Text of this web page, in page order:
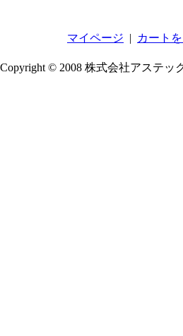
マイページ | カート
Copyright © 2008 株式会社アステッ